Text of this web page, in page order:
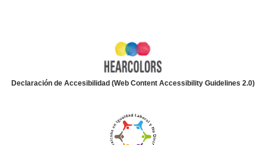
Declaración de Accesibilidad (Web Content Accessibility Guidelines 2.0)